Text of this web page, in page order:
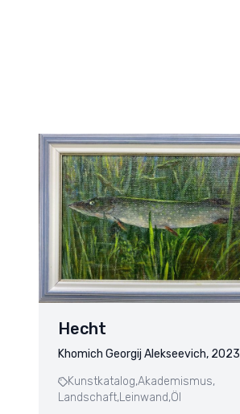
Hecht
Khomich Georgij Alekseevich, 2023
Kunstkatalog,Akademismus,
Landschaft,Leinwand,Öl